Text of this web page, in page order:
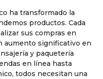
ha transformado la
productos. Cada
sus compras en
aumento significativo en
y paquetería
en línea hasta
todos necesitan una